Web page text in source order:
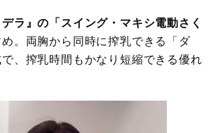
デラ』の「スイング・マキシ電動さく
。両胸から同時に搾乳できる「ダ
、搾乳時間もかなり短縮できる優れ